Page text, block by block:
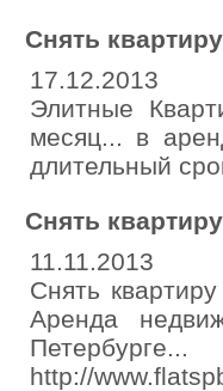
Снять
17.12.2013
Элитные
месяц... в
длительный
Снять
11.11.2013
Снять
Аренда
http://